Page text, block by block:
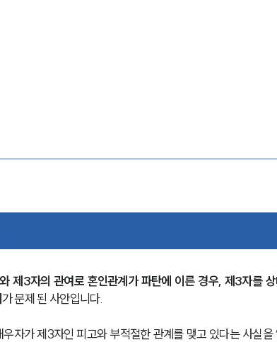
제3자의 관여로 혼인관계가 파탄에 이른 경우, 제3자를
가 문제 된 사안입니다.
자가 제3자인 피고와 부적절한 관계를 맺고 있다는 사실을